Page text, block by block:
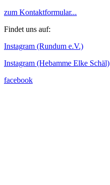
zum Kontaktformular...
Findet uns auf:
Instagram (Rundum e.V.)
Instagram (Hebamme Elke Schäl)
facebook